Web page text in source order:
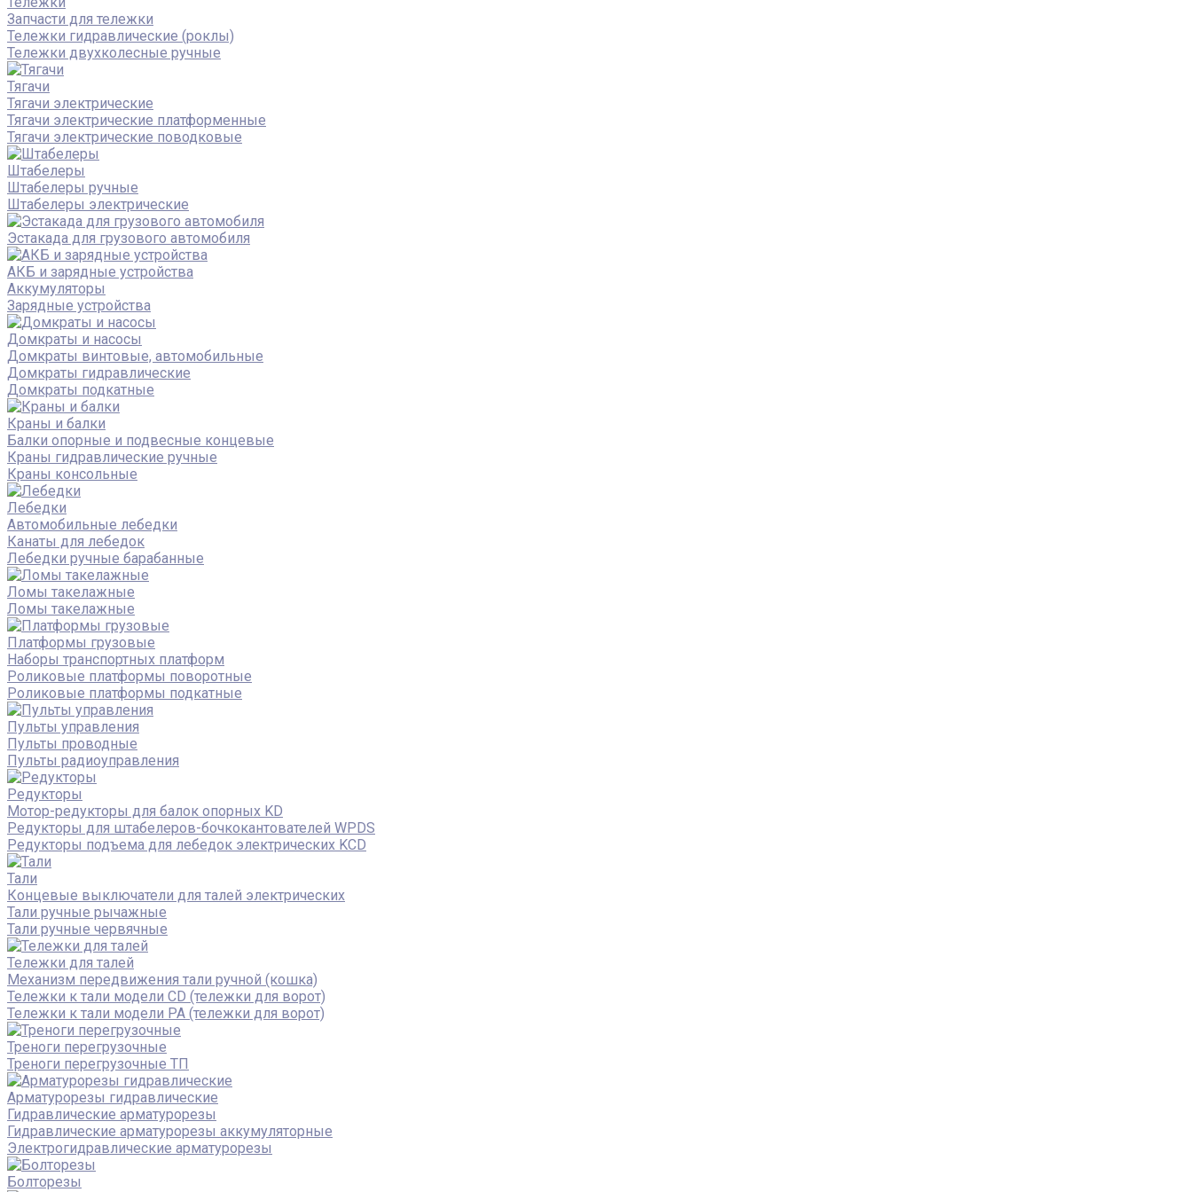
Запчасти для тележки
Тележки гидравлические (роклы)
Тележки двухколесные ручные
Тягачи
Тягачи электрические
Тягачи электрические платформенные
Тягачи электрические поводковые
Штабелеры
Штабелеры ручные
Штабелеры электрические
Эстакада для грузового автомобиля
АКБ и зарядные устройства
Аккумуляторы
Зарядные устройства
Домкраты и насосы
Домкраты винтовые, автомобильные
Домкраты гидравлические
Домкраты подкатные
Краны и балки
Балки опорные и подвесные концевые
Краны гидравлические ручные
Краны консольные
Лебедки
Автомобильные лебедки
Канаты для лебедок
Лебедки ручные барабанные
Ломы такелажные
Ломы такелажные
Платформы грузовые
Наборы транспортных платформ
Роликовые платформы поворотные
Роликовые платформы подкатные
Пульты управления
Пульты проводные
Пульты радиоуправления
Редукторы
Мотор-редукторы для балок опорных KD
Редукторы для штабелеров-бочкокантователей WPDS
Редукторы подъема для лебедок электрических KCD
Тали
Концевые выключатели для талей электрических
Тали ручные рычажные
Тали ручные червячные
Тележки для талей
Механизм передвижения тали ручной (кошка)
Тележки к тали модели CD (тележки для ворот)
Тележки к тали модели РА (тележки для ворот)
Треноги перегрузочные
Треноги перегрузочные ТП
Арматурорезы гидравлические
Гидравлические арматурорезы
Гидравлические арматурорезы аккумуляторные
Электрогидравлические арматурорезы
Болторезы